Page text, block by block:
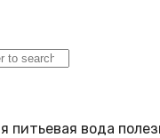
питьевая вода